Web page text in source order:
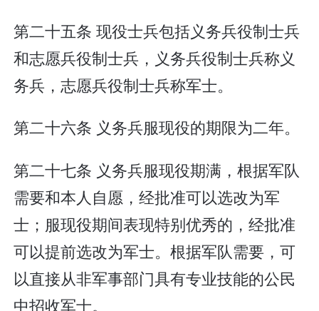
第二十五条 现役士兵包括义务兵役制士兵
和志愿兵役制士兵，义务兵役制士兵称义
务兵，志愿兵役制士兵称军士。
第二十六条 义务兵服现役的期限为二年。
第二十七条 义务兵服现役期满，根据军队
需要和本人自愿，经批准可以选改为军
士；服现役期间表现特别优秀的，经批准
可以提前选改为军士。根据军队需要，可
以直接从非军事部门具有专业技能的公民
中招收军士。